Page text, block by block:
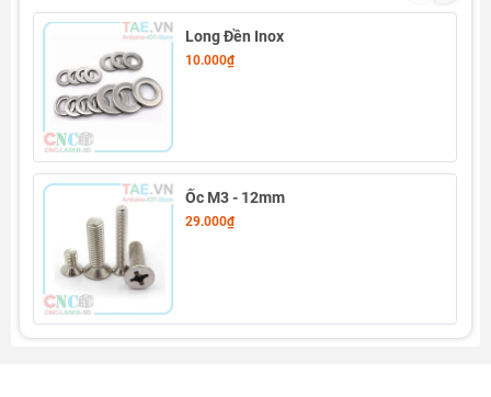
Thông số kỹ thuật Long Đền Nhựa 7x3mm:
Long Đền Nhựa 7x3mm
- Chất liệu: Nhựa ABS
Long Đền Inox
10.000₫
Ốc M3 - 12mm
29.000₫